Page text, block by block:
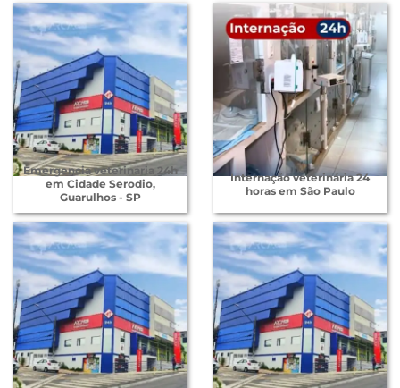
Emergencia veterinaria 24h
em Cidade Serodio,
Guarulhos - SP
Internação veterinária 24
horas em São Paulo